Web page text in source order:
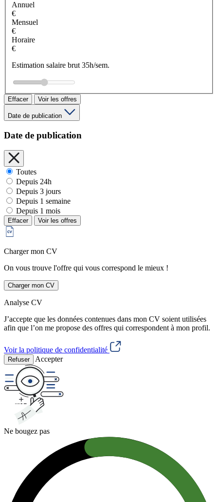
Annuel
€
Mensuel
€
Horaire
€
Estimation salaire brut 35h/sem.
Effacer Voir les offres
Date de publication
Date de publication
Toutes
Depuis 24h
Depuis 3 jours
Depuis 1 semaine
Depuis 1 mois
Effacer Voir les offres
Charger mon CV
On vous trouve l'offre qui vous correspond le mieux !
Charger mon CV
Analyse CV
J’accepte que les données contenues dans mon CV soient utilisées
afin que l’on me propose des offres qui correspondent à mon profil.
Voir la politique de confidentialité
Refuser Accepter
Ne bougez pas